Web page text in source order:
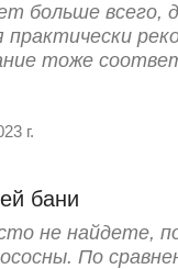
больше всего,
практически
тоже
г.
бани
не найдете,
По